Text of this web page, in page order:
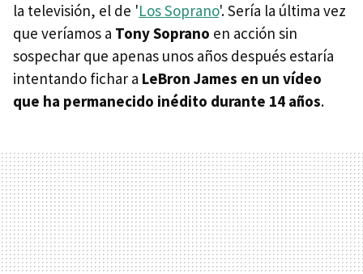
la televisión, el de 'Los Soprano'. Sería la última vez
que veríamos a Tony Soprano en acción sin
sospechar que apenas unos años después estaría
intentando fichar a LeBron James en un vídeo
que ha permanecido inédito durante 14 años.